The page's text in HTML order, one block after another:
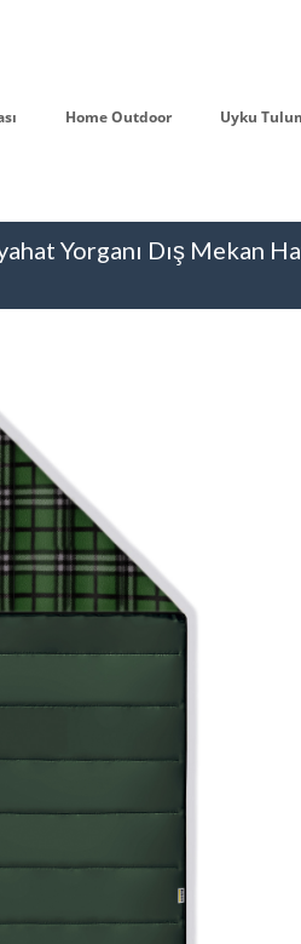
Home Outdoor Uyku
Yorganı Dış